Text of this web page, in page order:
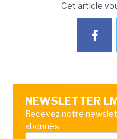
Cet article
NEWSLETTER LMI
Recevez notre
abonnés